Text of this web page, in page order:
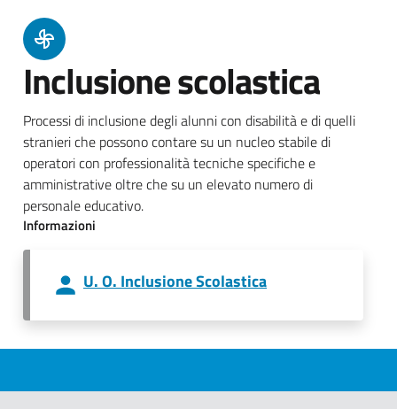
Inclusione scolastica
Processi di inclusione degli alunni con disabilità e di quelli
stranieri che possono contare su un nucleo stabile di
operatori con professionalità tecniche specifiche e
amministrative oltre che su un elevato numero di
personale educativo.
Informazioni
U. O. Inclusione Scolastica